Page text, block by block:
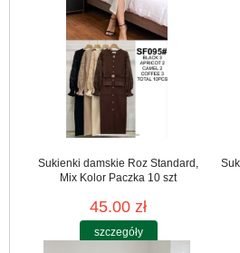
Sukienki damskie Roz Standard,
Mix Kolor Paczka 10 szt
45.00 zł
szczegóły